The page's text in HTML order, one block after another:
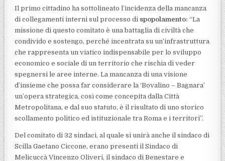
Il primo cittadino ha sottolineato l’incidenza della mancanza
di collegamenti interni sul processo di spopolamento: “La
missione di questo comitato è una battaglia di civiltà che
condivido e sostengo, perché incentrata su un’infrastruttura
che rappresenta un viatico indispensabile per lo sviluppo
economico e sociale di un territorio che rischia di veder
spegnersi le aree interne. La mancanza di una visione
d’insieme che possa far considerare la ‘Bovalino – Bagnara’
un’opera strategica, così come concepita dalla Città
Metropolitana, e dal suo statuto, è il risultato di uno storico
scollamento politico ed istituzionale tra Roma e i territori”.
Del comitato di 32 sindaci, al quale si unirà anche il sindaco di
Scilla Gaetano Ciccone, erano presenti il Sindaco di
Melicuccà Vincenzo Oliveri, il sindaco di Benestare e